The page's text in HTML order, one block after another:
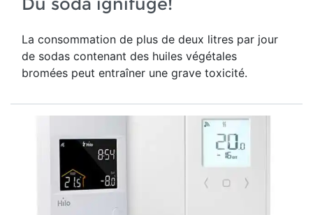
La consommation de plus de deux litres par jour
de sodas contenant des huiles végétales
bromées peut entraîner une grave toxicité.